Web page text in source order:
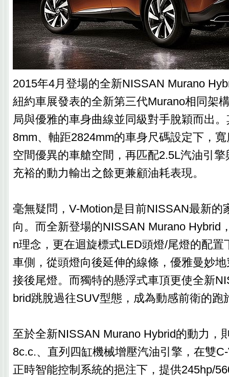
2015年4月登場的全新NISSAN Murano
紐約車展發表的全新第三代Murano相同架
局與優雅的車身曲線並同級對手脫穎而出
8mm、軸距2824mm的車身尺碼設定下，
空間優異的車艙空間，再匹配2.5L汽油引
充裕的動力輸出之餘更兼顧油耗表現。
毫無疑問，V-Motion是目前NISSAN最新的
向。而全新登場的NISSAN Murano Hybrid
n理念，更在迴旋標式LED頭燈/尾燈的配置
車側，從頭燈向後延伸的線條，優雅曼妙
接後尾燈。而獨特的懸浮式車頂更使全新
brid跳脫過往SUV型態，成為動感前衛的跑
至於全新NISSAN Murano Hybrid的動力，
8c.c.、直列四缸機械增壓汽油引擎，在雙
正時智能控制系統的挹注下，提供245hp/